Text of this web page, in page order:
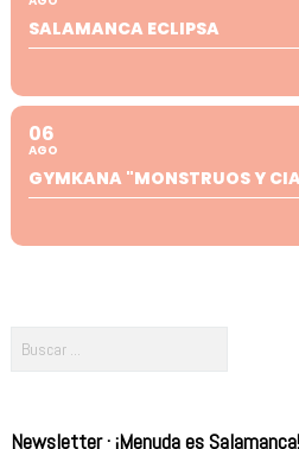
SALAMANCA ECLIPSA
06
AGO
GYMKANA "MONSTRUOS Y
Newsletter · ¡Menuda es Salamanca!